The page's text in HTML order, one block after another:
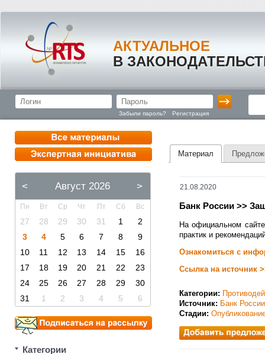
АКТУАЛЬНОЕ
В
Забыли пароль? Регистрация
< Август 2026 >
Пн Вт Ср Чт Пт Сб Вс
27 28 29 30 31 1
2
3
4 5 6 7 8
9
10
11 12 13 14 15
16
17
18 19 20 21 22
23
24
25 26 27 28 29
30
31
1 2 3 4 5 6
Категории
Материал
21.08.2020
Банк России >>
На официальном
практик и
Ознакомиться с
Ссылка на источник
Категории:
Источник: Банк России
Стадии: